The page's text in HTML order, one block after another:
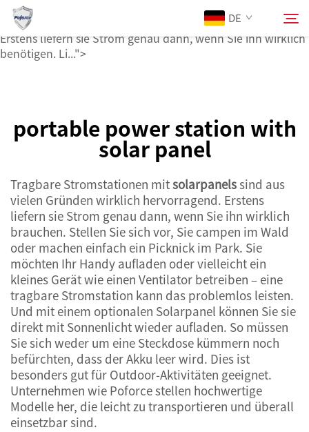
Solarmodulen
sind aus zahlreichen Gründen wirklich hervorragend.
Erstens liefern sie Strom genau dann, wenn Sie ihn wirklich
benötigen. Li...">
DE
Produkte
Neuigkeiten
Kontaktieren Sie uns
portable power station with
solar panel
Tragbare Stromstationen mitsolarpanelssind aus
vielen Gründen wirklich hervorragend. Erstens
liefern sie Strom genau dann, wenn Sie ihn wirklich
brauchen. Stellen Sie sich vor, Sie campen im Wald
oder machen einfach ein Picknick im Park. Sie
möchten Ihr Handy aufladen oder vielleicht ein
kleines Gerät wie einen Ventilator betreiben – eine
tragbare Stromstation kann das problemlos leisten.
Und mit einem optionalen Solarpanel können Sie sie
direkt mit Sonnenlicht wieder aufladen. So müssen
Sie sich weder um eine Steckdose kümmern noch
befürchten, dass der Akku leer wird. Dies ist
besonders gut für Outdoor-Aktivitäten geeignet.
Unternehmen wie Poforce stellen hochwertige
Modelle her, die leicht zu transportieren und überall
einsetzbar sind.